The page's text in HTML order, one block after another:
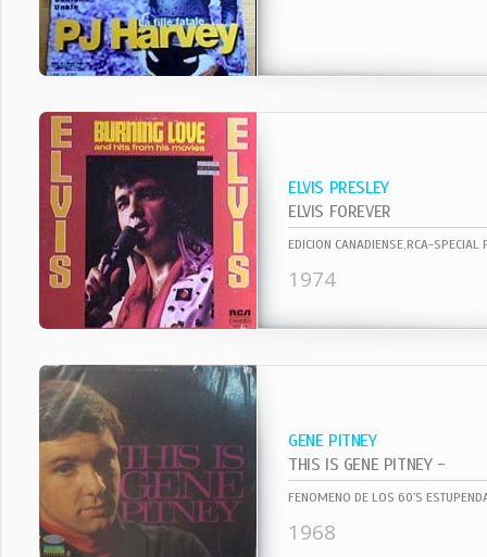
ELVIS PRESLEY
ELVIS FOREVER
EDICION CANADIENSE,RCA-
1974
GENE PITNEY
THIS IS GENE PITNEY -
FENOMENO DE LOS 60`S
1968